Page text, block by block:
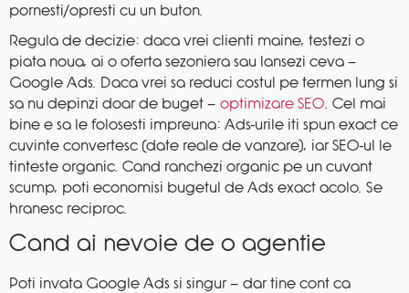
pornesti/opresti cu un buton.
Regula de decizie: daca vrei clienti maine, testezi o
piata noua, ai o oferta sezoniera sau lansezi ceva —
Google Ads. Daca vrei sa reduci costul pe termen lung si
sa nu depinzi doar de buget — optimizare SEO . Cel mai
bine e sa le folosesti impreuna: Ads-urile iti spun exact ce
cuvinte convertesc (date reale de vanzare), iar SEO-ul le
tinteste organic. Cand ranchezi organic pe un cuvant
scump, poti economisi bugetul de Ads exact acolo. Se
hranesc reciproc.
Cand ai nevoie de o agentie
Poti invata Google Ads si singur — dar tine cont ca